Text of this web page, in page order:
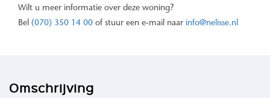
Wilt u meer informatie over deze woning?
Bel (070) 350 14 00 of stuur een e-mail naar info@nelisse.nl
Omschrijving